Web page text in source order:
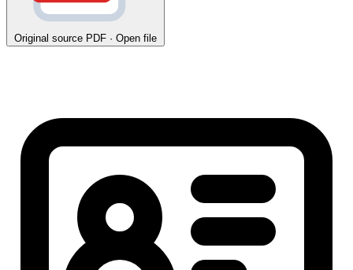
Original source PDF · Open file